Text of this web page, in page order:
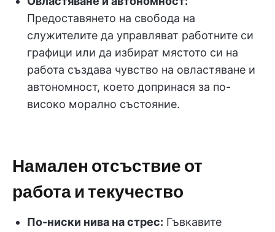
Предоставянето на свобода на
служителите да управляват работните си
графици или да избират мястото си на
работа създава чувство на овластяване и
автономност, което допринася за по-
високо морално състояние.
Намален отсъствие от
работа и текучество
По-ниски нива на стрес: Гъвкавите